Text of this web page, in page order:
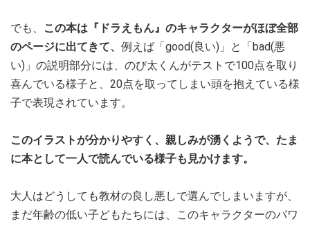
でも、
この本は『ドラえもん』のキャラクターがほぼ全部
のページに出てきて、 例えば「good(良い)」と「bad(悪
い)」の説明部分には、のび太くんがテストで100点を取り
喜んでいる様子と、20点を取ってしまい頭を抱えている様
子で表現されています。
このイラストが分かりやすく、親しみが湧くようで、たま
に本として一人で読んでいる様子も見かけます。
大人はどうしても教材の良し悪しで選んでしまいますが、
まだ年齢の低い子どもたちには、このキャラクターのパワ